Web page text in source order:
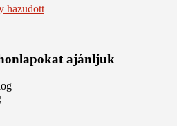
hazudott
ajánljuk